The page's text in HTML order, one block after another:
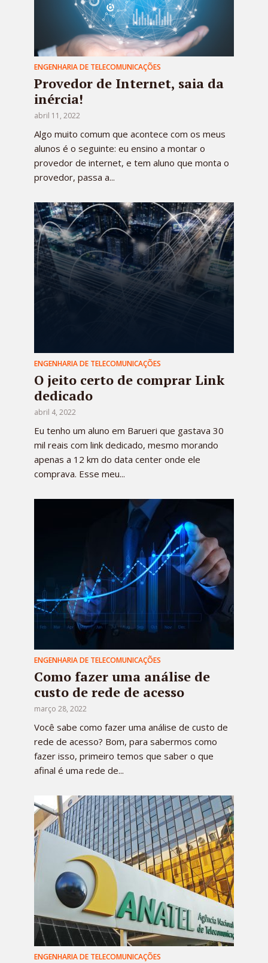
ENGENHARIA DE TELECOMUNICAÇÕES
Provedor de Internet, saia da
inércia!
abril 11, 2022
Algo muito comum que acontece com os meus
alunos é o seguinte: eu ensino a montar o
provedor de internet, e tem aluno que monta o
provedor, passa a...
ENGENHARIA DE TELECOMUNICAÇÕES
O jeito certo de comprar Link
dedicado
abril 4, 2022
Eu tenho um aluno em Barueri que gastava 30
mil reais com link dedicado, mesmo morando
apenas a 12 km do data center onde ele
comprava. Esse meu...
ENGENHARIA DE TELECOMUNICAÇÕES
Como fazer uma análise de
custo de rede de acesso
março 28, 2022
Você sabe como fazer uma análise de custo de
rede de acesso? Bom, para sabermos como
fazer isso, primeiro temos que saber o que
afinal é uma rede de...
ENGENHARIA DE TELECOMUNICAÇÕES